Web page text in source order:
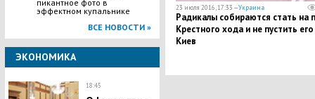
пикантное фото в
эффектном купальнике
ВСЕ НОВОСТИ »
ЭКОНОМИКА
18:45
23 июля 2016, 17:33 —Украина
Радикалы собираются стать на
Крестного хода и не пустить его
Киев